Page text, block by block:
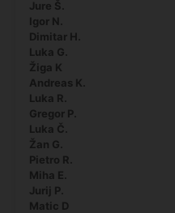
Jure Š.
Igor N.
Dimitar H.
Luka G.
Žiga K
Andreas K.
Luka R.
Gregor P.
Luka Č.
Žan G.
Pietro R.
Miha E.
Jurij P.
Matic D